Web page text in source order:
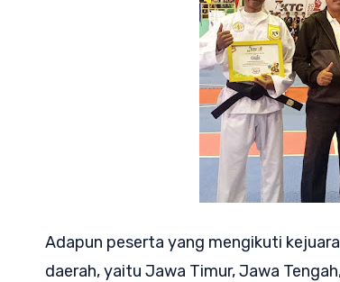
Adapun peserta yang mengikuti
daerah, yaitu Jawa Timur, Jawa